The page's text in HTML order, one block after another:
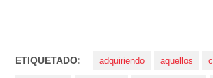
ETIQUETADO: adquiriendo aquellos